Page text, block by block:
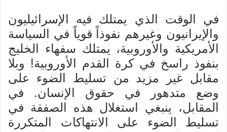
في الوقت الذي يمتلك فيه الإسرائيليون
والإيرانيون وغيرهم نفوذاً قوياً في السياسة
الأمريكية والأوروبية، يمتلك سفهاء الخليج
بنفوذ راسخ في كرة القدم الأوروبية! وبلا
مقابل غير مزيد من تسليط الضوء على
وضع متدهور في حقوق الإنسان. في
المقابل، ينبغي استغلال هذه الصفقة في
تسليط الضوء على الانتهاكات المتكررة